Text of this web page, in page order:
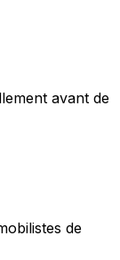
avant de
de